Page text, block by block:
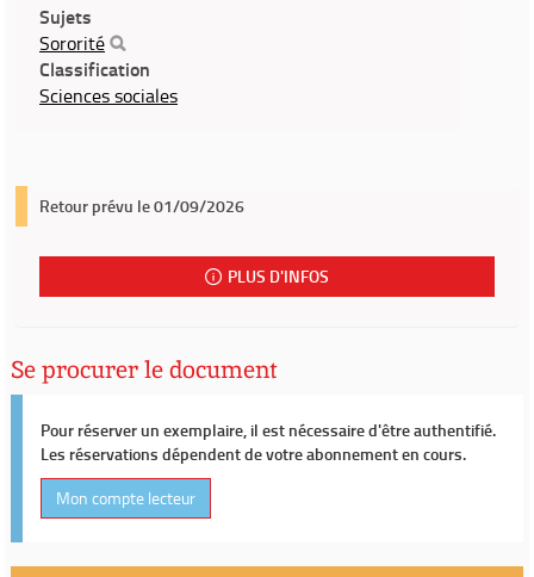
Sujets
Sororité
Classification
Sciences sociales
Retour prévu le 01/09/2026
PLUS D'INFOS
Se procurer le document
Pour réserver un exemplaire, il est nécessaire d'être authentifié.
Les réservations dépendent de votre abonnement en cours.
Mon compte lecteur